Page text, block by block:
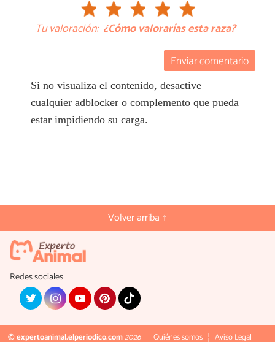
Tu valoración: ¿Cómo valorarías esta raza?
Enviar comentario
Si no visualiza el contenido, desactive
cualquier adblocker o complemento que pueda
estar impidiendo su carga.
Volver arriba ↑
Redes sociales
© expertoanimal.elperiodico.com2026 Quiénes somos Aviso Legal